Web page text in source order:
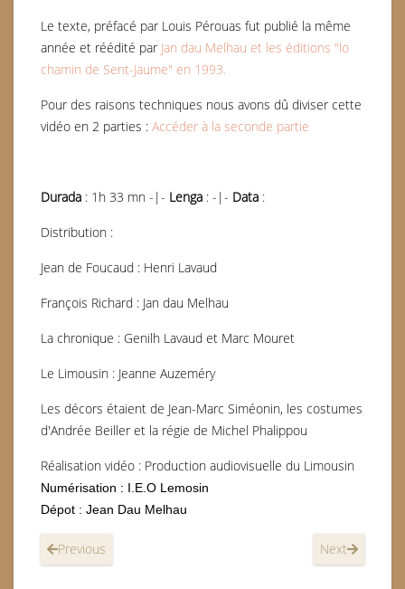
Le texte, préfacé par Louis Pérouas fut publié la même
année et réédité par Jan dau Melhau et les éditions "lo
chamin de Sent-Jaume" en 1993.
Pour des raisons techniques nous avons dû diviser cette
vidéo en 2 parties : Accéder à la seconde partie
Durada : 1h 33 mn -|- Lenga : -|- Data :
Distribution :
Jean de Foucaud : Henri Lavaud
François Richard : Jan dau Melhau
La chronique : Genilh Lavaud et Marc Mouret
Le Limousin : Jeanne Auzeméry
Les décors étaient de Jean-Marc Siméonin, les costumes
d'Andrée Beiller et la régie de Michel Phalippou
Réalisation vidéo : Production audiovisuelle du Limousin
Numérisation : I.E.O Lemosin
Dépot : Jean Dau Melhau
Previous Next